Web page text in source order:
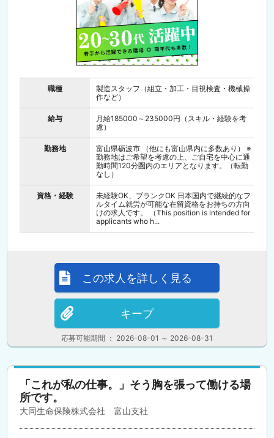
職種
製造スタッフ（組立・加工・目視検査・機械操
作など）
給与
月給185000～235000円（スキル・経験を考
慮）
勤務地
富山県砺波市 （他にも富山県内に多数あり） ※
勤務地はご希望を考慮の上、ご自宅を中心に通
勤時間120分圏内のエリアとなります。（転勤
なし）
資格・経験
未経験OK、ブランクOK 日本国内で継続的なフ
ルタイム就労が可能な在留資格をお持ちの方向
けの求人です。 （This position is intended for
applicants who h...
応募可能期間 ： 2026-08-01 ～ 2026-08-31
この求人を詳しく見る
キープ
「これが私の仕事。」そう胸を張って働ける場
所です。
大同生命保険株式会社 富山支社